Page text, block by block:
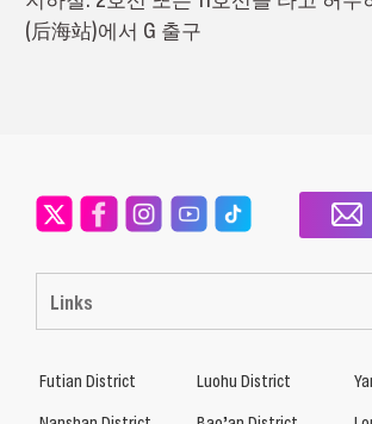
(后海站)에서 G 출구
Links
Futian District Luohu District